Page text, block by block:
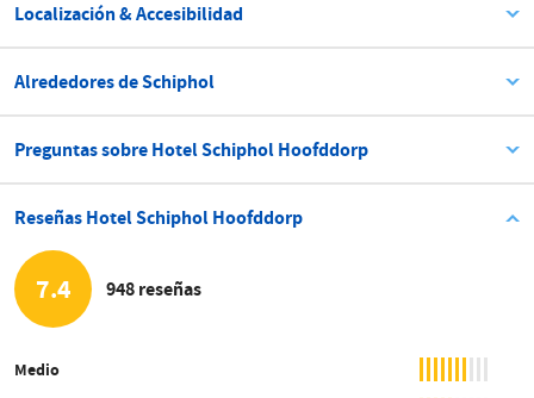
Localización & Accesibilidad
Alrededores de Schiphol
Preguntas sobre Hotel Schiphol Hoofddorp
Reseñas Hotel Schiphol Hoofddorp
7.4 948 reseñas
Medio